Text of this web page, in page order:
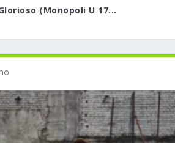
(Monopoli U 17...